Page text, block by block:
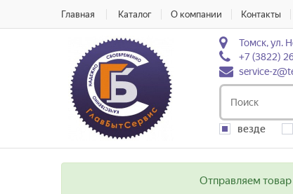
Главная Каталог О компании Контакты
Томск, ул.
+7 (3822)
service-
везде
Отправляем